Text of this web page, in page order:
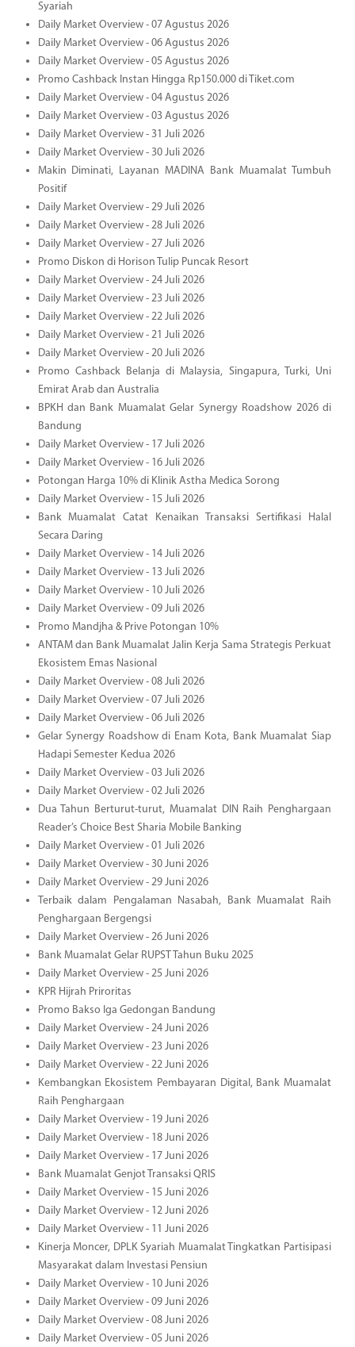
Syariah
Daily Market Overview - 07 Agustus 2026
Daily Market Overview - 06 Agustus 2026
Daily Market Overview - 05 Agustus 2026
Promo Cashback Instan Hingga Rp150.000 di Tiket.com
Daily Market Overview - 04 Agustus 2026
Daily Market Overview - 03 Agustus 2026
Daily Market Overview - 31 Juli 2026
Daily Market Overview - 30 Juli 2026
Makin Diminati, Layanan MADINA Bank Muamalat Tumbuh
Positif
Daily Market Overview - 29 Juli 2026
Daily Market Overview - 28 Juli 2026
Daily Market Overview - 27 Juli 2026
Promo Diskon di Horison Tulip Puncak Resort
Daily Market Overview - 24 Juli 2026
Daily Market Overview - 23 Juli 2026
Daily Market Overview - 22 Juli 2026
Daily Market Overview - 21 Juli 2026
Daily Market Overview - 20 Juli 2026
Promo Cashback Belanja di Malaysia, Singapura, Turki, Uni
Emirat Arab dan Australia
BPKH dan Bank Muamalat Gelar Synergy Roadshow 2026 di
Bandung
Daily Market Overview - 17 Juli 2026
Daily Market Overview - 16 Juli 2026
Potongan Harga 10% di Klinik Astha Medica Sorong
Daily Market Overview - 15 Juli 2026
Bank Muamalat Catat Kenaikan Transaksi Sertifikasi Halal
Secara Daring
Daily Market Overview - 14 Juli 2026
Daily Market Overview - 13 Juli 2026
Daily Market Overview - 10 Juli 2026
Daily Market Overview - 09 Juli 2026
Promo Mandjha & Prive Potongan 10%
ANTAM dan Bank Muamalat Jalin Kerja Sama Strategis Perkuat
Ekosistem Emas Nasional
Daily Market Overview - 08 Juli 2026
Daily Market Overview - 07 Juli 2026
Daily Market Overview - 06 Juli 2026
Gelar Synergy Roadshow di Enam Kota, Bank Muamalat Siap
Hadapi Semester Kedua 2026
Daily Market Overview - 03 Juli 2026
Daily Market Overview - 02 Juli 2026
Dua Tahun Berturut-turut, Muamalat DIN Raih Penghargaan
Reader’s Choice Best Sharia Mobile Banking
Daily Market Overview - 01 Juli 2026
Daily Market Overview - 30 Juni 2026
Daily Market Overview - 29 Juni 2026
Terbaik dalam Pengalaman Nasabah, Bank Muamalat Raih
Penghargaan Bergengsi
Daily Market Overview - 26 Juni 2026
Bank Muamalat Gelar RUPST Tahun Buku 2025
Daily Market Overview - 25 Juni 2026
KPR Hijrah Priroritas
Promo Bakso Iga Gedongan Bandung
Daily Market Overview - 24 Juni 2026
Daily Market Overview - 23 Juni 2026
Daily Market Overview - 22 Juni 2026
Kembangkan Ekosistem Pembayaran Digital, Bank Muamalat
Raih Penghargaan
Daily Market Overview - 19 Juni 2026
Daily Market Overview - 18 Juni 2026
Daily Market Overview - 17 Juni 2026
Bank Muamalat Genjot Transaksi QRIS
Daily Market Overview - 15 Juni 2026
Daily Market Overview - 12 Juni 2026
Daily Market Overview - 11 Juni 2026
Kinerja Moncer, DPLK Syariah Muamalat Tingkatkan Partisipasi
Masyarakat dalam Investasi Pensiun
Daily Market Overview - 10 Juni 2026
Daily Market Overview - 09 Juni 2026
Daily Market Overview - 08 Juni 2026
Daily Market Overview - 05 Juni 2026